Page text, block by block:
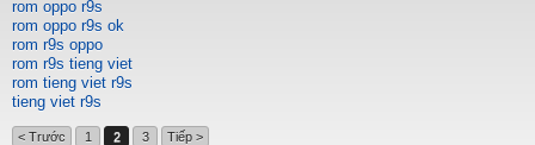
rom oppo r9s
rom oppo r9s ok
rom r9s oppo
rom r9s tieng viet
rom tieng viet r9s
tieng viet r9s
< Trước 1 2 3 Tiếp >